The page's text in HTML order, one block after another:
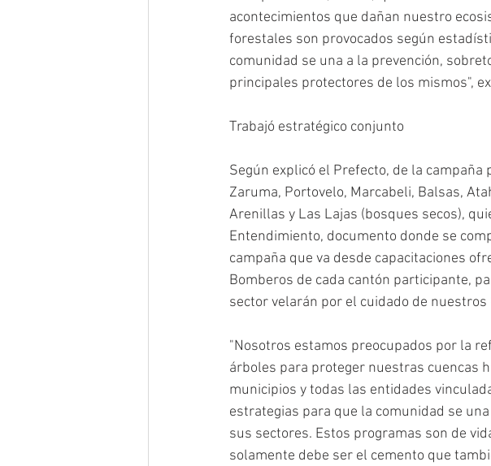
acontecimientos que dañan nuestro
forestales son provocados según
comunidad se una a la prevención,
principales protectores de los mismos",
Trabajó estratégico conjunto
Según explicó el Prefecto, de la
Zaruma, Portovelo, Marcabeli, Balsas,
Arenillas y Las Lajas (bosques secos),
Entendimiento, documento donde se
campaña que va desde capacitaciones
Bomberos de cada cantón participante,
sector velarán por el cuidado de
"Nosotros estamos preocupados por la
árboles para proteger nuestras cuencas
municipios y todas las entidades
estrategias para que la comunidad se
sus sectores. Estos programas son de
solamente debe ser el cemento que